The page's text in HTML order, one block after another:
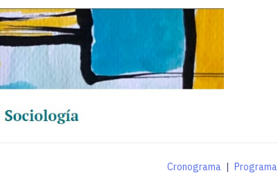
Cronograma | Programa